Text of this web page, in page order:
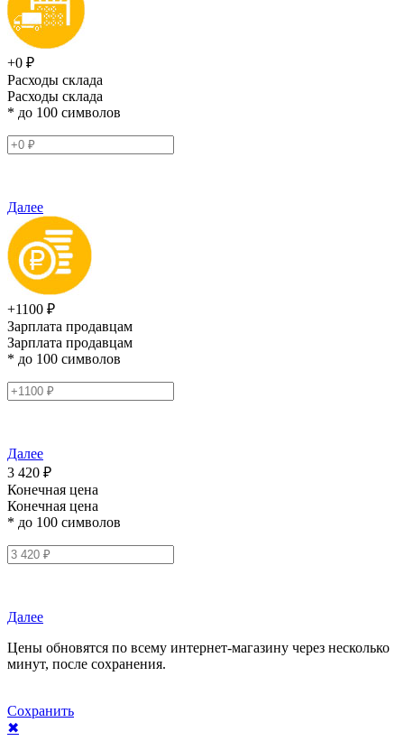
+0 ₽
Расходы склада
Расходы склада
* до 100 символов
Далее
+1100 ₽
Зарплата продавцам
Зарплата продавцам
* до 100 символов
Далее
3 420 ₽
Конечная цена
Конечная цена
* до 100 символов
Далее
Цены обновятся по всему интернет-магазину через несколько
минут, после сохранения.
Сохранить
✖